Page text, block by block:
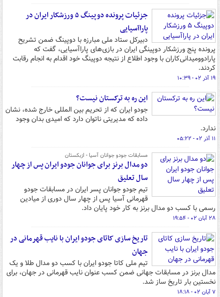
جزئیات پرونده دوپینگ ۵ ورزشکار ایران در
پاراآسیایی
دبیرکل ستاد ملی مبارزه با دوپینگ ضمن تشریح
پرونده پنج ورزشکار دوپینگی ایران در بازی‌های پاراآسیایی، گفت که
پارادوومیدانی‌کاران با وجود اطلاع از نتیجه دوپینگ خود اقدام به انجام رقابت
کردند.
۱۹ آذر ۰۲ - ۱۰:۳۹
این ره به ترکستان نیست؟
جودو ایران که از تحریم بین المللی خارج شده، نشان
داده که مدیریتی ناتوان دارد که امیدی بدان وجود
ندارد.
۱۱ آذر ۰۲ - ۰۵:۲۲
مسابقات جودو جوانان آسیا - ازبکستان
دو مدال برنز برای جوانان جودو ایران پس از چهار
سال تعلیق
تیم جودو جوانان پسر ایران در مسابقات جودو
قهرمانی آسیا پس از چهار سال دوری از میادین
رسمی با کسب دو مدال برنز به کار خود پایان داد.
۲۸ آبان ۰۲ - ۱۹:۵۴
تاریخ سازی کاتای جودو ایران با نایب قهرمانی در
جهان
تیم ملی کاتا جودو ایران با کسب دو مدال طلا و یک
مدال برنز در مسابقات جهانی ضمن کسب عنوان نایب قهرمانی در جهان، برای
نخستین بار تاریخ ساز شد.
۷ آبان ۰۲ - ۱۸:۱۸